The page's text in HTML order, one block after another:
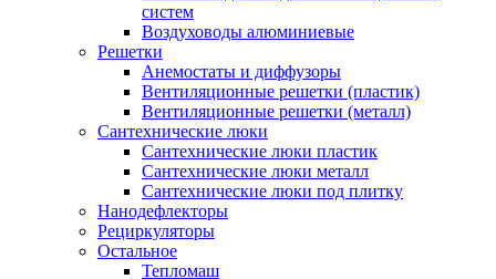
систем
Воздуховоды алюминиевые
Решетки
Анемостаты и диффузоры
Вентиляционные решетки (пластик)
Вентиляционные решетки (металл)
Сантехнические люки
Сантехнические люки пластик
Сантехнические люки металл
Сантехнические люки под плитку
Нанодефлекторы
Рециркуляторы
Остальное
Тепломаш